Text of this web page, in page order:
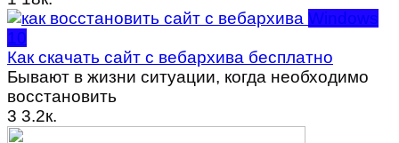
Windows
10
Как скачать сайт с вебархива бесплатно
Бывают в жизни ситуации, когда необходимо
восстановить
3 3.2к.